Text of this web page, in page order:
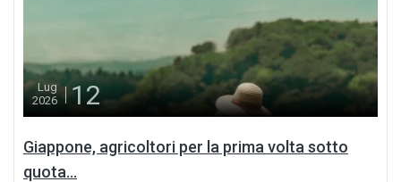
Lug
2026
12
Giappone, agricoltori per la prima volta sotto
quota...